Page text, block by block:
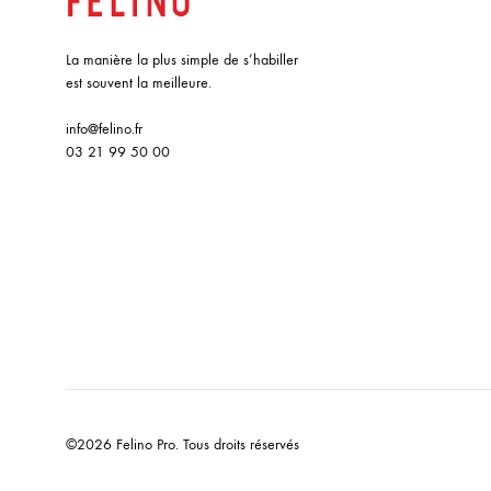
La manière la plus simple de s’habiller
est souvent la meilleure.
info@felino.fr
03 21 99 50 00
©2026 Felino Pro. Tous droits réservés